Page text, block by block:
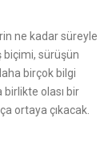
ne kadar süreyle
biçimi, sürüşün
birçok bilgi
birlikte olası bir
ortaya çıkacak.